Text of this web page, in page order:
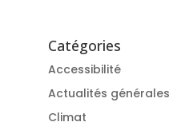
Catégories
Accessibilité
Actualités générales
Climat